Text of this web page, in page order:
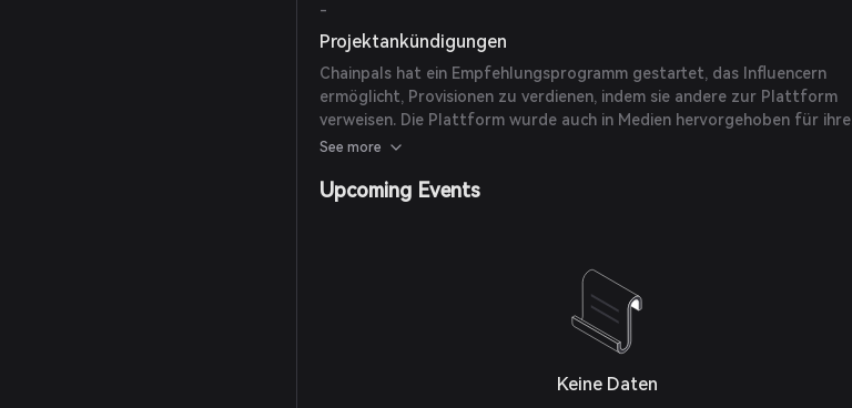
-
Projektankündigungen
Chainpals hat ein Empfehlungsprogramm gestartet, das Influencern
ermöglicht, Provisionen zu verdienen, indem sie andere zur Plattform
verweisen. Die Plattform wurde auch in Medien hervorgehoben für ihre
sicheren Treuhanddienste, die darauf abzielen, die Online-Sicherheit bei
See more
Upcoming Events
Keine Daten